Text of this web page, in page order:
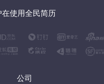
在使用全民简历
公司